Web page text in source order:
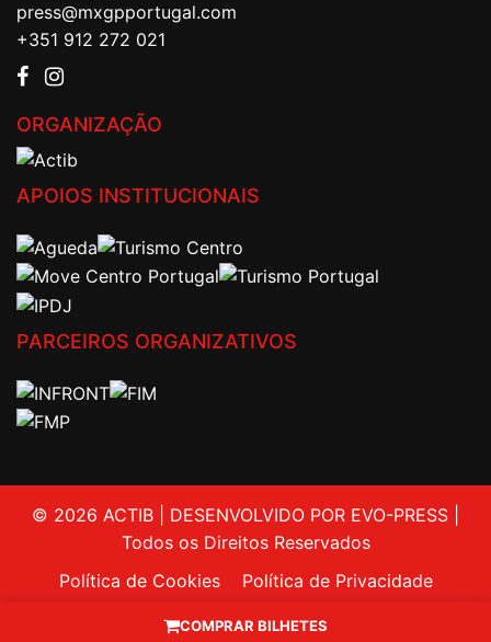
press@mxgpportugal.com
+351 912 272 021
ORGANIZAÇÃO
APOIOS INSTITUCIONAIS
PARCEIROS ORGANIZATIVOS
© 2026 ACTIB | DESENVOLVIDO POR EVO-PRESS |
Todos os Direitos Reservados
Política de Cookies
Política de Privacidade
COMPRAR BILHETES